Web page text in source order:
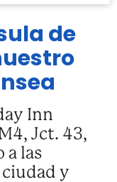
de
Inn
Jct. 43,
a las
y